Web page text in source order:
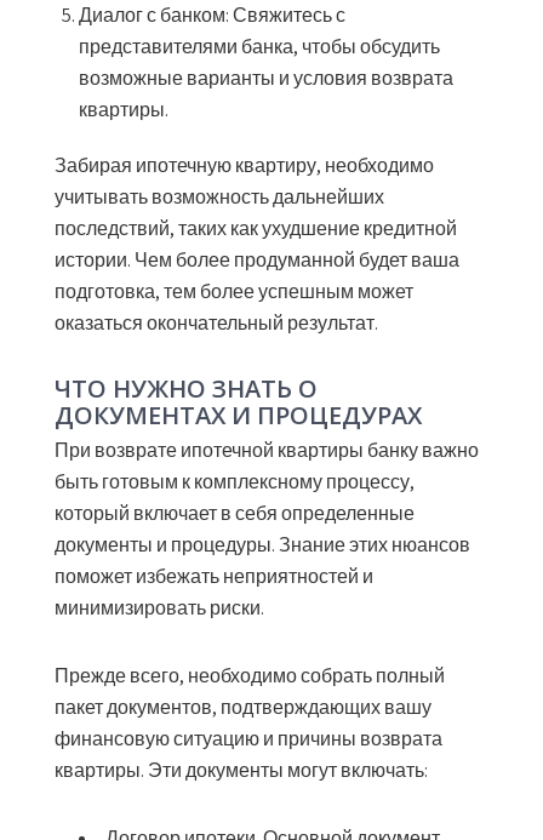
Диалог с банком:Свяжитесь с
представителями банка, чтобы обсудить
возможные варианты и условия возврата
квартиры.
Забирая ипотечную квартиру, необходимо
учитывать возможность дальнейших
последствий, таких как ухудшение кредитной
истории. Чем более продуманной будет ваша
подготовка, тем более успешным может
оказаться окончательный результат.
ЧТО НУЖНО ЗНАТЬ О
ДОКУМЕНТАХ И ПРОЦЕДУРАХ
При возврате ипотечной квартиры банку важно
быть готовым к комплексному процессу,
который включает в себя определенные
документы и процедуры. Знание этих нюансов
поможет избежать неприятностей и
минимизировать риски.
Прежде всего, необходимо собрать полный
пакет документов, подтверждающих вашу
финансовую ситуацию и причины возврата
квартиры. Эти документы могут включать: